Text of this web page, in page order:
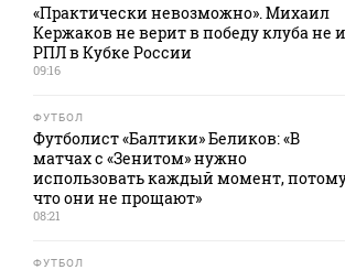
«Практически невозможно». Михаил
Кержаков не верит в победу клуба не
РПЛ в Кубке России
09:16
ФУТБОЛ
Футболист «Балтики» Беликов: «В
матчах с «Зенитом» нужно
использовать каждый момент,
что они не прощают»
08:21
ФУТБОЛ